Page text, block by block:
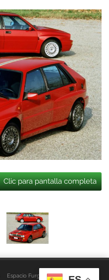
Clic para pantalla completa
Espacio Furgo Aviso Legal